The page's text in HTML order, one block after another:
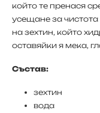
който те пренася
усещане за
на зехтин, който
оставяйки я мека,
Състав:
зехтин
вода